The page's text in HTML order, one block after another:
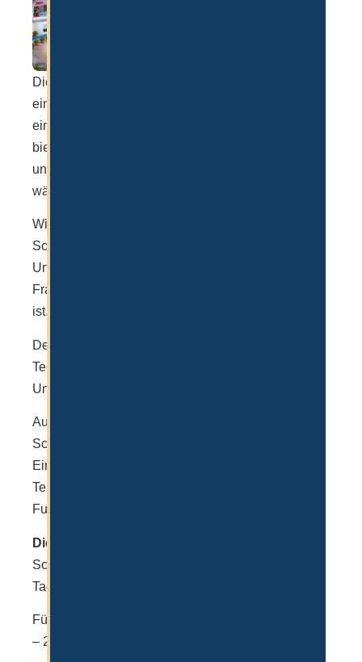
Die Swiss International School Dubai kurz SISD ist
eine weitere hervorragende Schule, die in Dubai
eine Ausbildung vom 3. bis zum 18. Lebensjahr
bietet. Hier kann man zwischen einer Tagesschule
und einem vollumfänglichen Internatsformat
wählen.
Wie der Name schon sagt, wird hier das Schweizer
Schulsystem mit dem arabischen kombiniert.
Unterrichtet wird in Englisch, Deutsch und
Französisch, wobei Arabisch auch ein Pflichtfach
ist.
Der Fokus liegt auch hier auf Naturwissenschaften,
Technologie, Innovation, aber auch
Unternehmertum.
Auch hier bekommt man neben exzellenter
Schweizer Schulbildung auch eine großartige
Einrichtung für Sport und Freizeit. Darunter fallen
Tennisplätze, ein olympisches Schwimmbad,
Fußballplatz mit echtem Grass und vieles mehr.
Die Kosten
Schulstufe, 62900 – 118.400 AED für die
Tagesschule.
Für das Internet zahlt man hingegen schon 201897
– 259.100 AED pro Jahr.